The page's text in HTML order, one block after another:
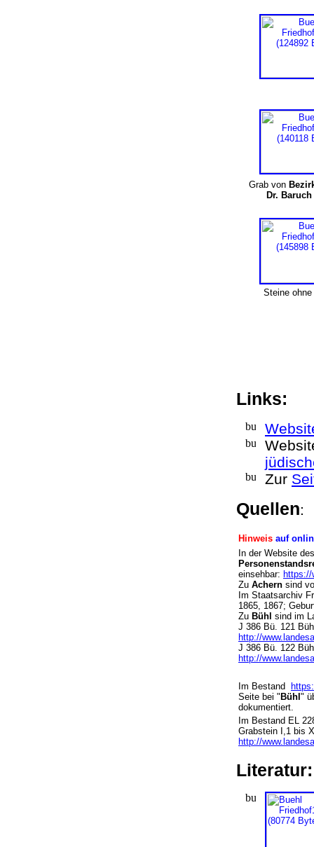
Grab von
Dr.
Steine
Links:
Zur
Quellen:
Hinweis auf
In der Website
einsehbar: https://
Zu Achern sind
Im Staatsarchiv
1865, 1867;
Zu Bühl sind im
J 386 Bü. 121
http://
J 386 Bü. 122
http://
Im Bestand
Seite bei " Bühl "
dokumentiert.
Im Bestand EL
Grabstein I,1 bis
http://